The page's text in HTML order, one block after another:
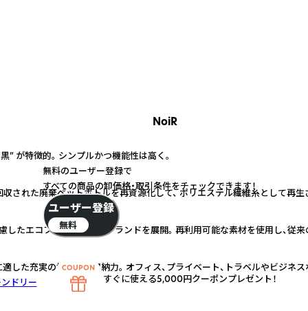
NoiR
が特徴的。 シンプルかつ機能性は高く。
された廃棄ペットボトルを再資源化して、 ポリエステル繊維糸として再生
したエコフレンドリーなブランドを展開。 再利用可能な素材を使用し、従
した充実の機能面と収納力。 オフィス、プライベート、トラベルやビジネ
ドリー
無料のユーザー登録で
すべての商品の卸価格・取引条件をチェックできます！
ユーザー登録
無料
すぐに使える5,000円クーポンプレゼント！